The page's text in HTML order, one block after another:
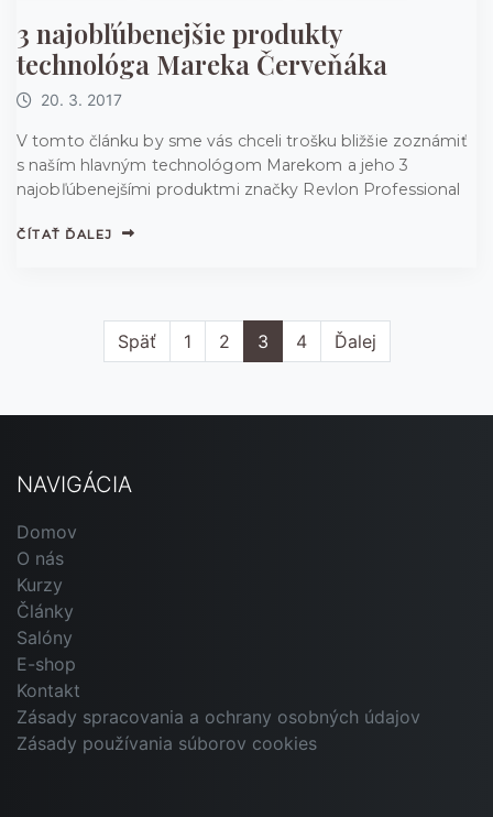
3 najobľúbenejšie produkty
technológa Mareka Červeňáka
20. 3. 2017
V tomto článku by sme vás chceli trošku bližšie zoznámiť
s naším hlavným technológom Marekom a jeho 3
najobľúbenejšími produktmi značky Revlon Professional
ČÍTAŤ ĎALEJ
Späť 1 2 3 4 Ďalej
NAVIGÁCIA
Domov
O nás
Kurzy
Články
Salóny
E-shop
Kontakt
Zásady spracovania a ochrany osobných údajov
Zásady používania súborov cookies